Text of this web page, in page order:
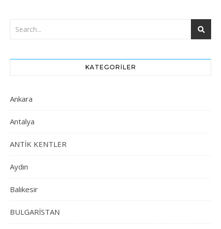
KATEGORILER
Ankara
Antalya
ANTİK KENTLER
Aydın
Balıkesir
BULGARİSTAN